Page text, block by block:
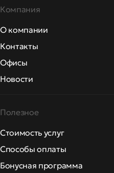
Компания
О компании
Контакты
Офисы
Новости
Полезное
Стоимость услуг
Способы оплаты
Бонусная программа